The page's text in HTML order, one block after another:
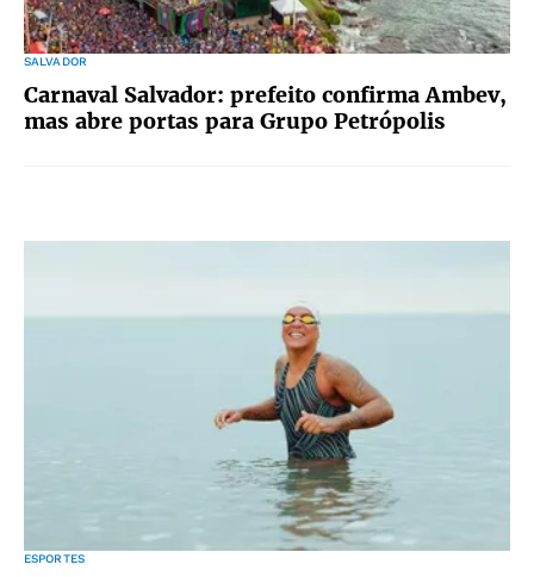
SALVADOR
Carnaval Salvador: prefeito confirma Ambev,
mas abre portas para Grupo Petrópolis
ESPORTES